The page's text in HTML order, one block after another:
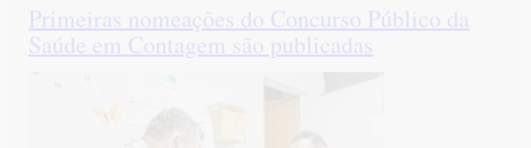
Primeiras nomeações do Concurso Público da
Saúde em Contagem são publicadas